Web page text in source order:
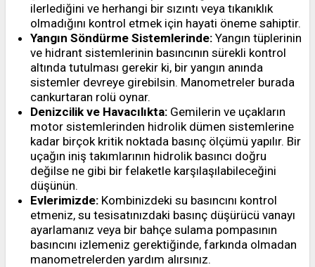
ilerlediğini ve herhangi bir sızıntı veya tıkanıklık
olmadığını kontrol etmek için hayati öneme sahiptir.
Yangın Söndürme Sistemlerinde: Yangın tüplerinin
ve hidrant sistemlerinin basıncının sürekli kontrol
altında tutulması gerekir ki, bir yangın anında
sistemler devreye girebilsin. Manometreler burada
cankurtaran rolü oynar.
Denizcilik ve Havacılıkta: Gemilerin ve uçakların
motor sistemlerinden hidrolik dümen sistemlerine
kadar birçok kritik noktada basınç ölçümü yapılır. Bir
uçağın iniş takımlarının hidrolik basıncı doğru
değilse ne gibi bir felaketle karşılaşılabileceğini
düşünün.
Evlerimizde: Kombinizdeki su basıncını kontrol
etmeniz, su tesisatınızdaki basınç düşürücü vanayı
ayarlamanız veya bir bahçe sulama pompasının
basıncını izlemeniz gerektiğinde, farkında olmadan
manometrelerden yardım alırsınız.